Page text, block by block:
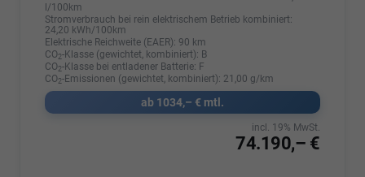
l/100km
Stromverbrauch bei rein elektrischem Betrieb kombiniert:
24,20 kWh/100km
Elektrische Reichweite (EAER): 90 km
CO2-Klasse (gewichtet, kombiniert): B
CO2-Klasse bei entladener Batterie: F
CO2-Emissionen (gewichtet, kombiniert): 21,00 g/km
ab 1034,– € mtl.
74.190,– €
incl. 19% MwSt.